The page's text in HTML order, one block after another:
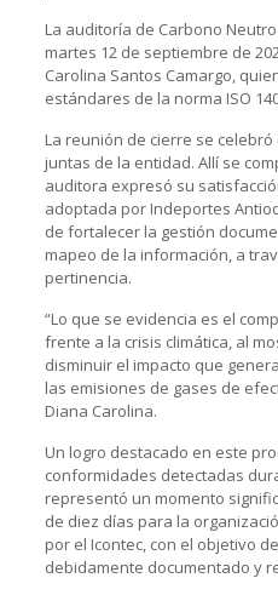
La auditoría de Carbono
martes 12 de septiembre de
Carolina Santos Camargo,
estándares de la norma ISO
La reunión de cierre se
juntas de la entidad. Allí se
auditora expresó su
adoptada por Indeportes
de fortalecer la gestión
mapeo de la información, a
pertinencia.
“Lo que se evidencia es el
frente a la crisis climática, al
disminuir el impacto que
las emisiones de gases de
Diana Carolina.
Un logro destacado en este
conformidades detectadas
representó un momento
de diez días para la
por el Icontec, con el objetivo
debidamente documentado y